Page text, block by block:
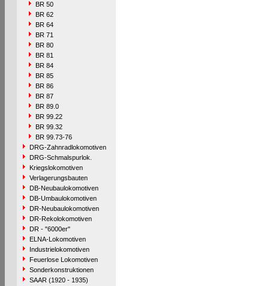
BR 50
BR 62
BR 64
BR 71
BR 80
BR 81
BR 84
BR 85
BR 86
BR 87
BR 89.0
BR 99.22
BR 99.32
BR 99.73-76
DRG-Zahnradlokomotiven
DRG-Schmalspurlok.
Kriegslokomotiven
Verlagerungsbauten
DB-Neubaulokomotiven
DB-Umbaulokomotiven
DR-Neubaulokomotiven
DR-Rekolokomotiven
DR - "6000er"
ELNA-Lokomotiven
Industrielokomotiven
Feuerlose Lokomotiven
Sonderkonstruktionen
SAAR (1920 - 1935)